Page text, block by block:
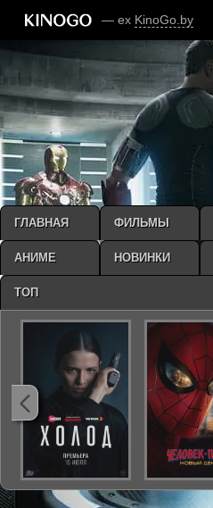
— ex KinoGo.by
ГЛАВНАЯ ФИЛЬМЫ
АНИМЕ НОВИНКИ
ТОП